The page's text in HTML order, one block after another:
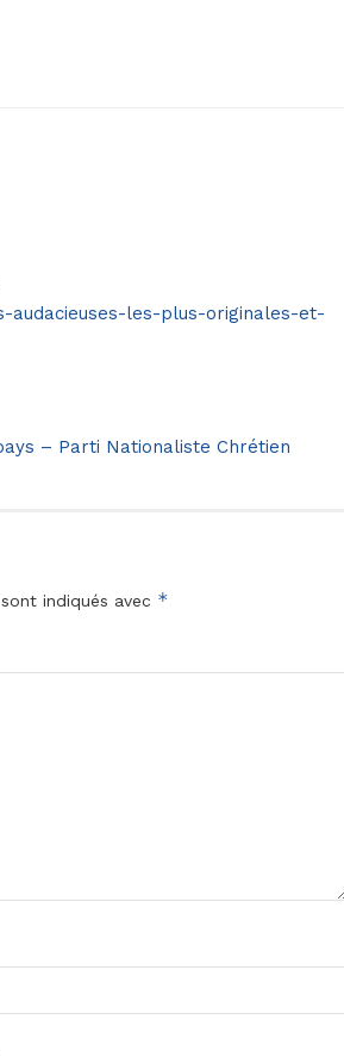
audacieuses-les-plus-originales-et-
– Parti Nationaliste Chrétien
indiqués avec *